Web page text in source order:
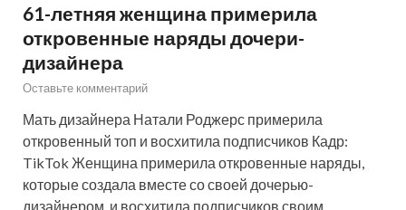
61-летняя женщина примерила
откровенные наряды дочери-
дизайнера
Оставьте комментарий
Мать дизайнера Натали Роджерс примерила
откровенный топ и восхитила подписчиков Кадр:
TikTok Женщина примерила откровенные наряды,
которые создала вместе со своей дочерью-
дизайнером, и восхитила подписчиков своим